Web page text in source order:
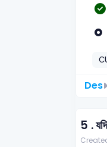
Des
5 .